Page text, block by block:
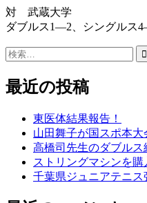
対 武蔵大学
ダブルス1―2、シングルス
検
最近の投稿
東医体結果報告！
山田舞子が国スポ本大
高橋司先生のダブルス
ストリングマシンを購
千葉県ジュニアテニ